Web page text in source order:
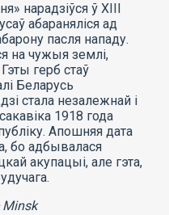
нарадзіўся ў XIII
абараняліся ад
пасля нападу.
на чужыя землі,
герб стаў
Беларусь
стала незалежнай і
1918 года
Апошняя дата
бо адбывалася
акупацыі, але гэта,